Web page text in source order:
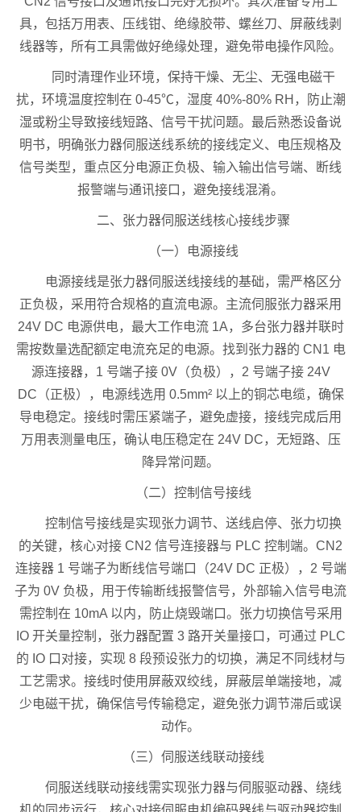
具，包括万用表、压线钳、绝缘胶带、螺丝刀、屏蔽线剥
线器等，所有工具需做好绝缘处理，避免带电操作风险。
同时清理作业环境，保持干燥、无尘、无强电磁干
扰，环境温度控制在 0-45℃，湿度 40%-80% RH，防止潮
湿或粉尘导致接线短路、信号干扰问题。最后熟悉设备说
明书，明确张力器伺服送线系统的接线定义、电压规格及
信号类型，重点区分电源正负极、输入输出信号端、断线
报警端与通讯接口，避免接线混淆。
二、张力器伺服送线核心接线步骤
（一）电源接线
电源接线是张力器伺服送线接线的基础，需严格区分
正负极，采用符合规格的直流电源。主流伺服张力器采用
24V DC 电源供电，最大工作电流 1A，多台张力器并联时
需按数量选配额定电流充足的电源。找到张力器的 CN1 电
源连接器，1 号端子接 0V（负极），2 号端子接 24V
DC（正极），电源线选用 0.5mm² 以上的铜芯电缆，确保
导电稳定。接线时需压紧端子，避免虚接，接线完成后用
万用表测量电压，确认电压稳定在 24V DC，无短路、压
降异常问题。
（二）控制信号接线
控制信号接线是实现张力调节、送线启停、张力切换
的关键，核心对接 CN2 信号连接器与 PLC 控制端。CN2
连接器 1 号端子为断线信号端口（24V DC 正极），2 号端
子为 0V 负极，用于传输断线报警信号，外部输入信号电流
需控制在 10mA 以内，防止烧毁端口。张力切换信号采用
IO 开关量控制，张力器配置 3 路开关量接口，可通过 PLC
的 IO 口对接，实现 8 段预设张力的切换，满足不同线材与
工艺需求。接线时使用屏蔽双绞线，屏蔽层单端接地，减
少电磁干扰，确保信号传输稳定，避免张力调节滞后或误
动作。
（三）伺服送线联动接线
伺服送线联动接线需实现张力器与伺服驱动器、绕线